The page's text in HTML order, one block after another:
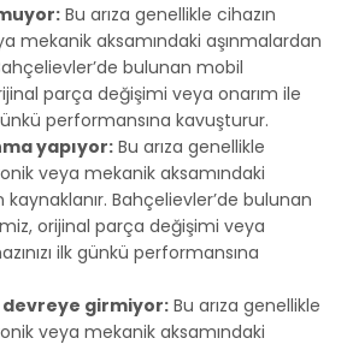
Bu arıza genellikle cihazın
mekanik aksamındaki aşınmalardan
bulunan mobil
parça değişimi veya onarım ile
performansına kavuşturur.
yapıyor: Bu arıza genellikle
veya mekanik aksamındaki
kaynaklanır. Bahçelievler’de bulunan
orijinal parça değişimi veya
ilk günkü performansına
girmiyor: Bu arıza genellikle
veya mekanik aksamındaki